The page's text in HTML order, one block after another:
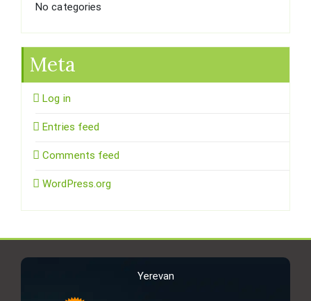
No categories
Meta
Log in
Entries feed
Comments feed
WordPress.org
Yerevan